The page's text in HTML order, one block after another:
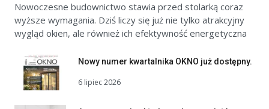
Nowoczesne budownictwo stawia przed stolarką coraz
wyższe wymagania. Dziś liczy się już nie tylko atrakcyjny
wygląd okien, ale również ich efektywność energetyczna
Nowy numer kwartalnika OKNO już dostępny.
6 lipiec 2026